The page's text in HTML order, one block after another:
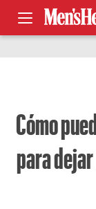
Cómo
para